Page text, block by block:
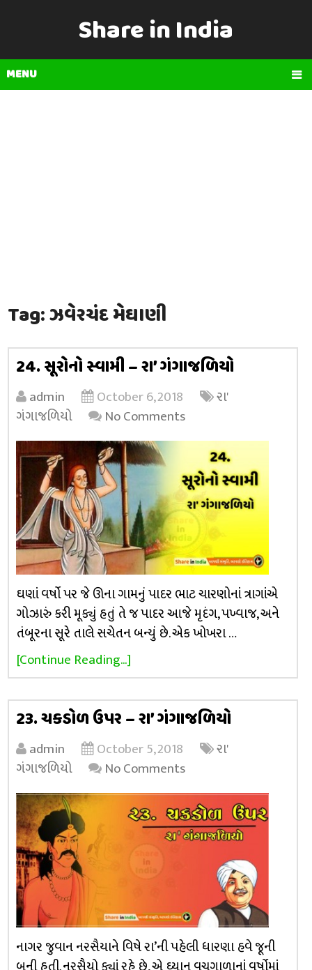
Share in India
MENU
Tag:ઝવેરચંદ મેઘાણી
24. સૂરોનો સ્વામી – રા’ ગંગાજળિયો
admin October 6, 2018
રા'
ગંગાજળિયો
No Comments
ઘણાં વર્ષો પર જે ઊના ગામનું પાદર ભાટ ચારણોનાં ત્રાગાંએ
ગોઝારું કરી મૂક્યું હતું તે જ પાદર આજે મૃદંગ, પખ્વાજ, અને
તંબૂરના સૂરે તાલે સચેતન બન્યું છે. એક ખોખરા …
[Continue Reading...]
23. ચકડોળ ઉપર – રા’ ગંગાજળિયો
admin October 5, 2018
રા'
ગંગાજળિયો
No Comments
નાગર જુવાન નરસૈયાને વિષે રા’ની પહેલી ધારણા હવે જૂની